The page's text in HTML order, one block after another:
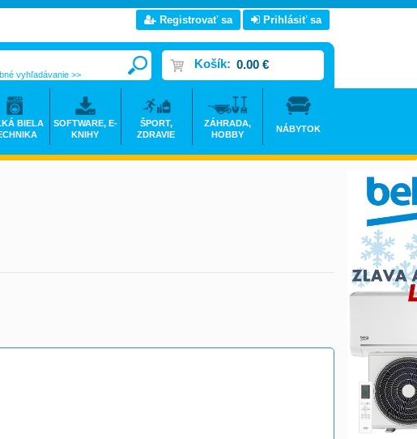
Registrovať sa Prihlásiť sa
Košík: 0.00 €
vyhľadávanie >>
BIELA
SOFTWARE, E-
KNIHY
ŠPORT,
ZDRAVIE
ZÁHRADA,
HOBBY
NÁBYTOK